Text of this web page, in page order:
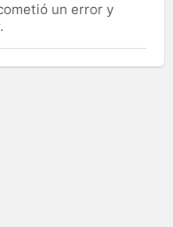
un error y